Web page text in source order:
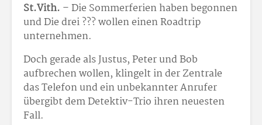
St.Vith. – Die Sommerferien haben begonnen
und Die drei ??? wollen einen Roadtrip
unternehmen.
Doch gerade als Justus, Peter und Bob
aufbrechen wollen, klingelt in der Zentrale
das Telefon und ein unbekannter Anrufer
übergibt dem Detektiv-Trio ihren neuesten
Fall.